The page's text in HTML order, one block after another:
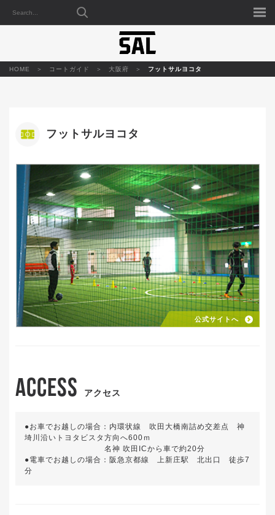
HOME コートガイド 大阪府 フットサルヨコタ
フットサルヨコタ
公式サイトへ
ACCESS アクセス
●お車でお越しの場合：内環状線 吹田大橋南詰め交差点 神
埼川沿いトヨタビスタ方向へ600ｍ
名神 吹田ICから車で約20分
●電車でお越しの場合：阪急京都線 上新庄駅 北出口 徒歩7
分